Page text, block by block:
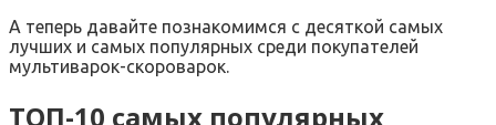
А теперь давайте познакомимся с десяткой самых
лучших и самых популярных среди покупателей
мультиварок-скороварок.
ТОП-10 самых популярных